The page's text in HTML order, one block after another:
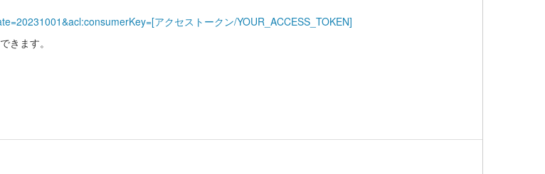
アクセストークン/YOUR_ACCESS_TOKEN]
きます。